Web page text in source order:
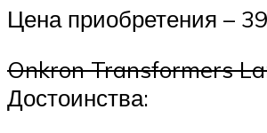
Цена приобретения –
Onkron Transformers
Достоинства: